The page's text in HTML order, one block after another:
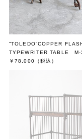
“TOLEDO”COPPER
TYPEWRITER TABLE M-
￥78,000 （税込）